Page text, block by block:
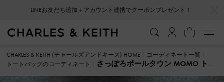
LINEお友だち追加＋アカウント連携でクーポンプレゼント！
CHARLES & KEITH (チャールズアンドキース) HOME
コーディネート一覧
トートバッグのコーディネート
さっぽろポールタウン MOMO トー